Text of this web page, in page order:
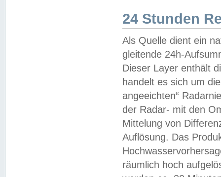
24 Stunden
Als Quelle dient ein
gleitende 24h-
Dieser Layer enthält
handelt es sich um
angeeichten“
der Radar- mit den
Mittelung von
Auflösung. Das
räumlich hoch